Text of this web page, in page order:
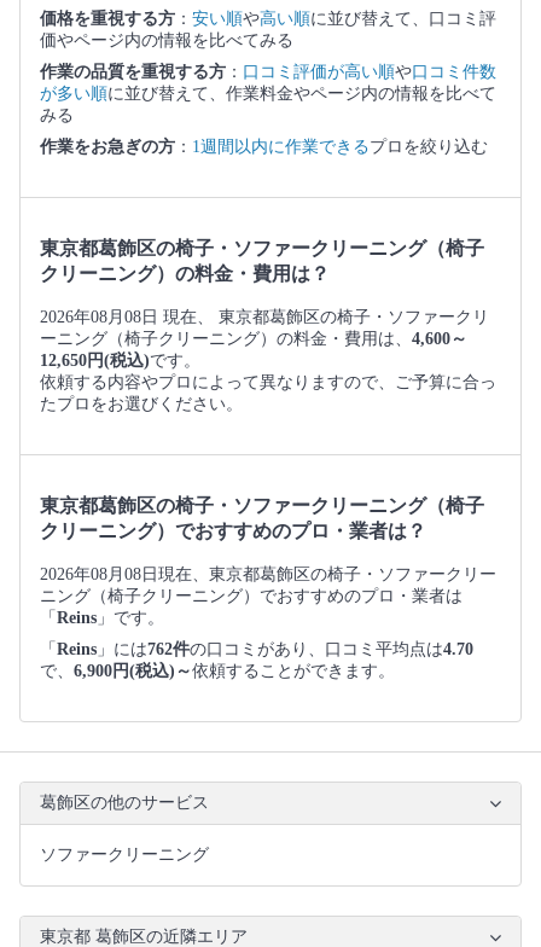
価格を重視する方 ： 安い順や高い順に並び替えて、口コミ評
価やページ内の情報を比べてみる
作業の品質を重視する方 ： 口コミ評価が高い順や口コミ件数
が多い順に並び替えて、作業料金やページ内の情報を比べて
みる
作業をお急ぎの方 ： 1週間以内に作業できるプロを絞り込む
東京都葛飾区の椅子・ソファークリーニング（椅子
クリーニング）の料金・費用は？
2026年08月08日 現在、 東京都葛飾区の椅子・ソファークリ
ーニング（椅子クリーニング）の料金・費用は、 4,600～
12,650円(税込)です。
依頼する内容やプロによって異なりますので、ご予算に合っ
たプロをお選びください。
東京都葛飾区の椅子・ソファークリーニング（椅子
クリーニング）でおすすめのプロ・業者は？
2026年08月08日現在、東京都葛飾区の椅子・ソファークリー
ニング（椅子クリーニング）でおすすめのプロ・業者は
「 Reins 」です。
「 Reins 」には762件の口コミがあり、口コミ平均点は4.70
で、 6,900円(税込)～依頼することができます。
葛飾区の他のサービス
ソファークリーニング
東京都 葛飾区の近隣エリア